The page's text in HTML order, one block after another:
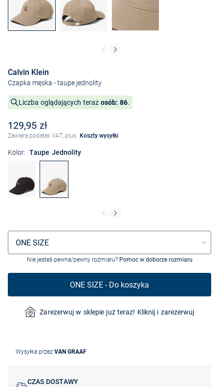
Calvin Klein
Czapka męska - taupe jednolity
Liczba oglądających teraz osób: 86.
129,95 zł
Zawiera podatek VAT, plus Koszty wysyłki
Kolor: Taupe Jednolity
Wybór rozmiaru
ONE SIZE
Nie jesteś pewna/pewny rozmiaru? Pomoc w doborze rozmiaru
ONE SIZE - Do koszyka
Zarezerwuj w sklepie już teraz! Kliknij i zarezerwuj
Wysyłka przez VAN GRAAF
CZAS DOSTAWY